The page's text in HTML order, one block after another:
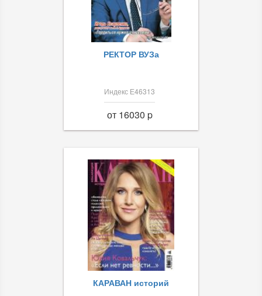
РЕКТОР ВУЗа
Индекс Е46313
от 16030 p
КАРАВАН историй